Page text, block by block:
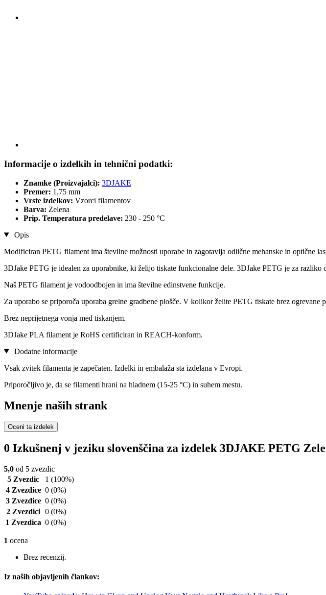
Informacije o izdelkih in tehnični podatki:
Znamke (Proizvajalci): 3DJAKE
Premer: 1,75 mm
Vrste izdelkov: Vzorci filamentov
Barva: Zelena
Prip. Temperatura predelave: 230 - 250 °C
Opis
Modificiran PETG filament ima številne možnosti uporabe in zagotavlja odlične mehanske in optične
3DJake PETG je idealen za uporabnike, ki želijo tiskate funkcionalne dele. 3DJake PETG je za
Naš PETG filament je vodoodbojen in ima številne edinstvene funkcije.
Za uporabo se priporoča uporaba grelne gradbene plošče. V kolikor želite PETG tiskate brez
Brez neprijetnega vonja med tiskanjem.
3DJake PLA filament je RoHS certificiran in REACH-konform.
Dodatne informacije
Vsak zvitek filamenta je zapečaten. Izdelki in embalaža sta izdelana v Evropi.
Priporočljivo je, da se filamenti hrani na hladnem (15-25 °C) in suhem mestu.
Mnenje naših strank
Oceni ta izdelek
0 Izkušnenj v jeziku slovenščina za izdelek 3DJAKE PETG
5,0 od 5 zvezdic
5 Zvezdic
1 (100%)
4 Zvezdice 0 (0%)
3 Zvezdice 0 (0%)
2 Zvezdici 0 (0%)
1 Zvezdica 0 (0%)
1 ocena
Brez recenzij.
Iz naših objavljenih člankov: